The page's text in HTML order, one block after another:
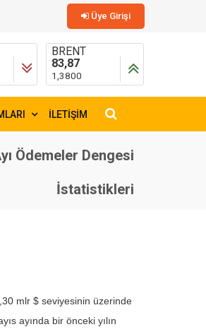
Üye Girişi
BRENT
83,87
1,3800
İLETİŞİM
×
Ödemeler Dengesi
İstatistikleri
mlr $ seviyesinin üzerinde
ayında bir önceki yılın